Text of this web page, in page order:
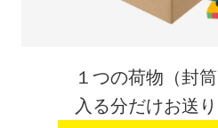
１つの荷物（封
入る分だけお送